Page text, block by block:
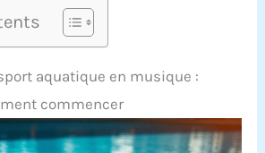
aquatique en musique :
commencer